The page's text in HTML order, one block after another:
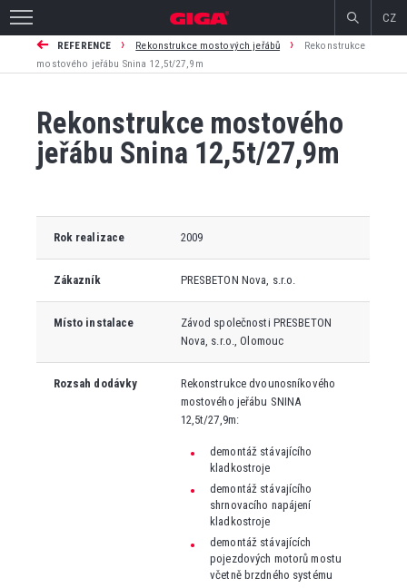
CZ
REFERENCE › Rekonstrukce mostových jeřábů ›
Rekonstrukce
mostového jeřábu Snina 12,5t/27,9m
Rekonstrukce mostového
jeřábu Snina 12,5t/27,9m
Rok realizace 2009
Zákazník PRESBETON Nova, s.r.o.
Místo instalace
Závod společnosti PRESBETON
Nova, s.r.o., Olomouc
Rozsah dodávky
Rekonstrukce dvounosníkového
mostového jeřábu SNINA
12,5t/27,9m:
demontáž stávajícího
kladkostroje
demontáž stávajícího
shrnovacího napájení
kladkostroje
demontáž stávajících
pojezdových motorů mostu
včetně brzdného systému